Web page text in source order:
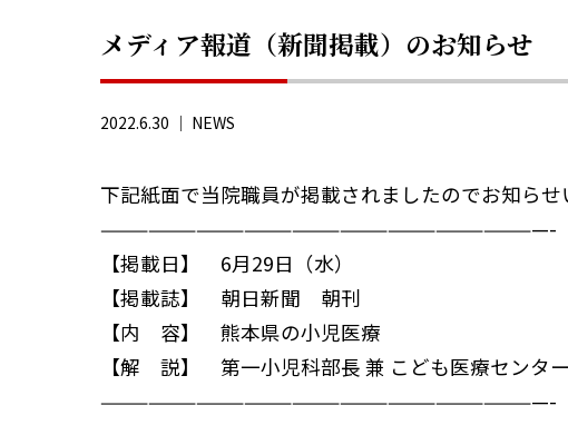
メディア報道（新聞掲載）のお知らせ
2022.6.30 ｜ NEWS
下記紙面で当院職員が掲載されましたのでお知らせ
————————————————————————————-
【掲載日】 6月29日（水）
【掲載誌】 朝日新聞 朝刊
【内 容】 熊本県の小児医療
【解 説】 第一小児科部長 兼 こども医療セン
————————————————————————————-